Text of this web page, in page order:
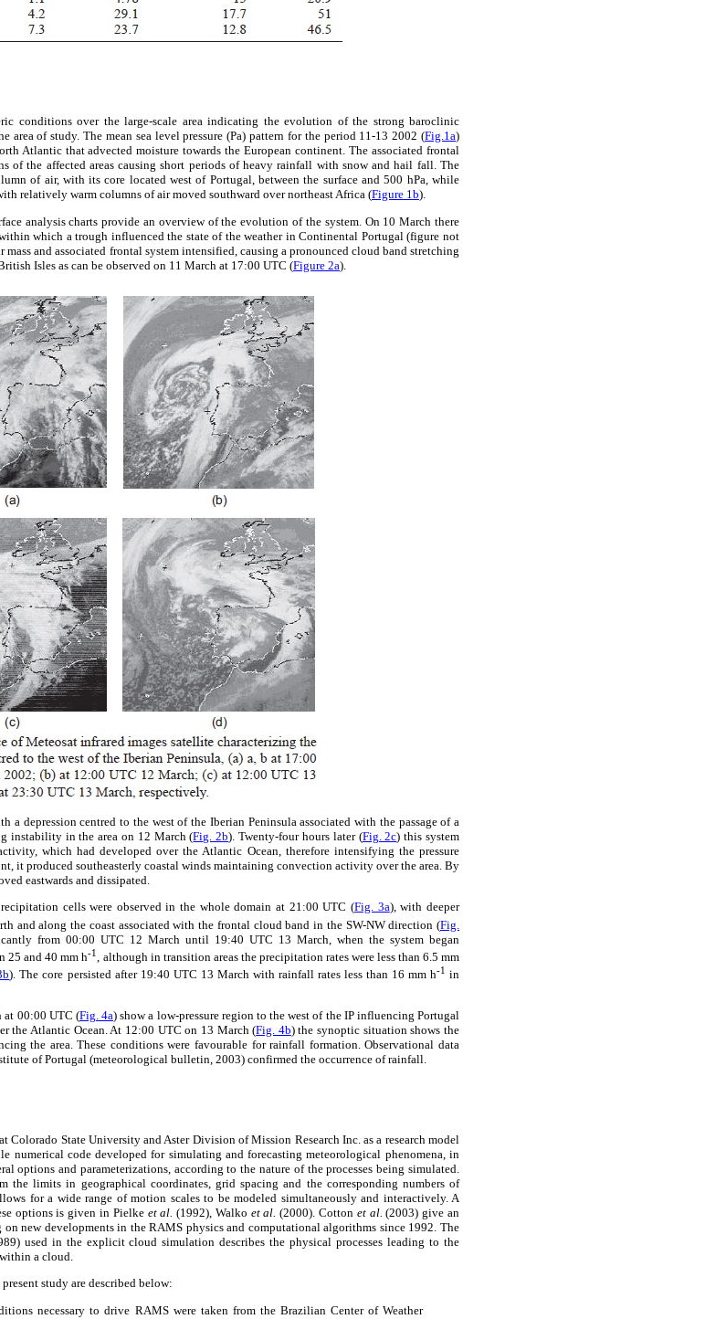
conditions over the large-scale area indicating the evolution of the strong baroclinic
area of study. The mean sea level pressure (Pa) pattern for the period 11-13 2002 (Fig.1a)
Atlantic that advected moisture towards the European continent. The associated frontal
of the affected areas causing short periods of heavy rainfall with snow and hail fall. The
of air, with its core located west of Portugal, between the surface and 500 hPa, while
relatively warm columns of air moved southward over northeast Africa (Figure 1b).
analysis charts provide an overview of the evolution of the system. On 10 March there
which a trough influenced the state of the weather in Continental Portugal (figure not
and associated frontal system intensified, causing a pronounced cloud band stretching
Isles as can be observed on 11 March at 17:00 UTC (Figure 2a).
a depression centred to the west of the Iberian Peninsula associated with the passage of a
instability in the area on 12 March (Fig. 2b). Twenty-four hours later (Fig. 2c) this system
which had developed over the Atlantic Ocean, therefore intensifying the pressure
it produced southeasterly coastal winds maintaining convection activity over the area. By
eastwards and dissipated.
cells were observed in the whole domain at 21:00 UTC (Fig. 3a), with deeper
and along the coast associated with the frontal cloud band in the SW-NW direction (Fig.
from 00:00 UTC 12 March until 19:40 UTC 13 March, when the system began
25 and 40 mm h-1
, although in transition areas the precipitation rates were less than 6.5 mm
). The core persisted after 19:40 UTC 13 March with rainfall rates less than 16 mm h-1 in
at 00:00 UTC (Fig. 4a) show a low-pressure region to the west of the IP influencing Portugal
the Atlantic Ocean. At 12:00 UTC on 13 March (Fig. 4b) the synoptic situation shows the
the area. These conditions were favourable for rainfall formation. Observational data
of Portugal (meteorological bulletin, 2003) confirmed the occurrence of rainfall.
State University and Aster Division of Mission Research Inc. as a research model
numerical code developed for simulating and forecasting meteorological phenomena, in
options and parameterizations, according to the nature of the processes being simulated.
the limits in geographical coordinates, grid spacing and the corresponding numbers of
for a wide range of motion scales to be modeled simultaneously and interactively. A
options is given in Pielke et al. (1992), Walko et al. (2000). Cotton et al. (2003) give an
new developments in the RAMS physics and computational algorithms since 1992. The
used in the explicit cloud simulation describes the physical processes leading to the
a cloud.
study are described below:
necessary to drive RAMS were taken from the Brazilian Center of Weather